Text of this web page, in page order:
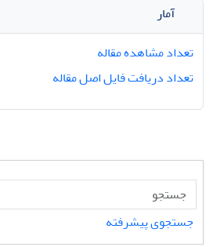
آمار
تعداد مشاهده مقاله
تعداد دریافت فایل اصل مقاله
جستجوی پیشرفته